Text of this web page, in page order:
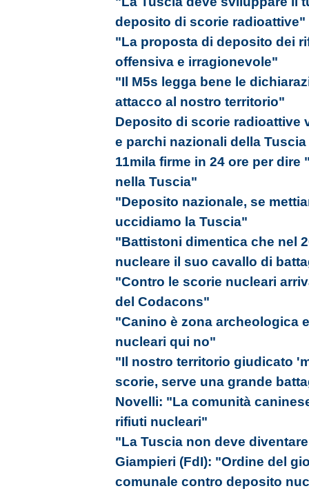
deposito di scorie radioattive"
"La proposta di deposito dei
offensiva e irragionevole"
"Il M5s legga bene le
attacco al nostro territorio"
Deposito di scorie radioattive
e parchi nazionali della Tuscia
11mila firme in 24 ore per
nella Tuscia"
"Deposito nazionale, se
uccidiamo la Tuscia"
"Battistoni dimentica che nel
nucleare il suo cavallo di
"Contro le scorie nucleari
del Codacons"
"Canino è zona archeologica
nucleari qui no"
"Il nostro territorio giudicato
scorie, serve una grande
Novelli: "La comunità
rifiuti nucleari"
"La Tuscia non deve
Giampieri (FdI): "Ordine del
comunale contro deposito